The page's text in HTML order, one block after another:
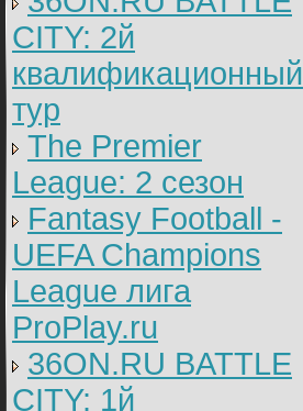
CITY: 2й
квалификационный
тур
The Premier
League: 2 cезон
Fantasy Football -
UEFA Champions
League лига
ProPlay.ru
36ON.RU BATTLE
CITY: 1й